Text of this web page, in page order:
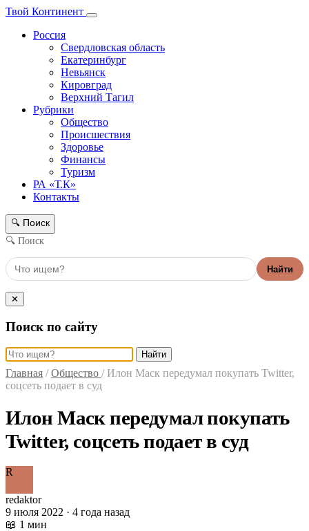
Твой Континент
Россия
Свердловская область
Екатеринбург
Невьянск
Кировград
Верхний Тагил
Рубрики
Общество
Происшествия
Здоровье
Финансы
Туризм
РА «Т.К»
Контакты
🔍 Поиск
🔍 Поиск
Найти
✕
Поиск по сайту
Найти
Главная / Общество / Илон Маск передумал покупать Twitter,
соцсеть подает в суд
Илон Маск передумал покупать
Twitter, соцсеть подает в суд
R
redaktor
9 июля 2022 · 4 года назад
📖 1 мин